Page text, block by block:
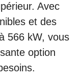
Avec
et des
566 kW, vous
option